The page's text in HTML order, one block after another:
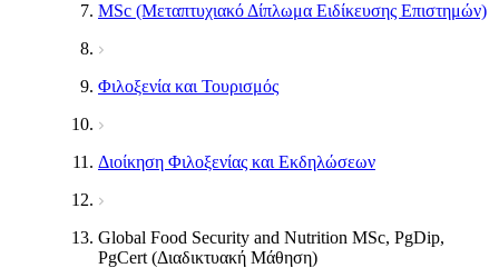
MSc (Μεταπτυχιακό Δίπλωμα Ειδίκευσης Επιστημών)
Φιλοξενία και Τουρισμός
Διοίκηση Φιλοξενίας και Εκδηλώσεων
Global Food Security and Nutrition MSc, PgDip,
PgCert (Διαδικτυακή Μάθηση)